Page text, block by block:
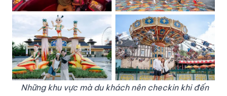
Những khu vực mà du khách nên checkin khi đến